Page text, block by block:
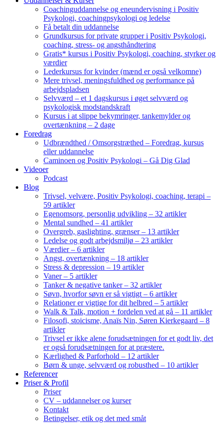
Coachinguddannelse og eneundervisning i Positiv
Psykologi, coachingpsykologi og ledelse
Få betalt din uddannelse
Grundkursus for private grupper i Positiv Psykologi,
coaching, stress- og angsthåndtering
Gratis* kursus i Positiv Psykologi, coaching, styrker og
værdier
Lederkursus for kvinder (mænd er også velkomne)
Mere trivsel, meningsfuldhed og performance på
arbejdspladsen
Selvværd – et 1 dagskursus i øget selvværd og
psykologisk modstandskraft
Kursus i at slippe bekymringer, tankemylder og
overtænkning – 2 dage
Foredrag
Udbrændthed / Omsorgstræthed – Foredrag, kursus
eller uddannelse
Caminoen og Positiv Psykologi – Gå Dig Glad
Videoer
Podcast
Blog
Trivsel, velvære, Positiv Psykologi, coaching, terapi –
59 artikler
Egenomsorg, personlig udvikling – 32 artikler
Mental sundhed – 41 artikler
Overgreb, gaslighting, grænser – 13 artikler
Ledelse og godt arbejdsmiljø – 23 artikler
Værdier – 6 artikler
Angst, overtænkning – 18 artikler
Stress & depression – 19 artikler
Vaner – 5 artikler
Tanker & negative tanker – 32 artikler
Søvn, hvorfor søvn er så vigtigt – 6 artikler
Relationer er vigtige for dit helbred – 5 artikler
Walk & Talk, motion + fordelen ved at gå – 11 artikler
Filosofi, stoicisme, Anaïs Nin, Søren Kierkegaard – 8
artikler
Trivsel er ikke alene forudsætningen for et godt liv, det
er også forudsætningen for at præstere.
Kærlighed & Parforhold – 12 artikler
Børn & unge, selvværd og robusthed – 10 artikler
Referencer
Priser & Profil
Priser
CV – uddannelser og kurser
Kontakt
Betingelser, etik og det med småt